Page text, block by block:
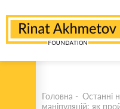
Головна - Останні
маніпуляцій: як